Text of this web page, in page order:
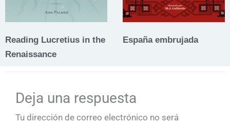
Reading Lucretius in the
Renaissance
España embrujada
Deja una respuesta
Tu dirección de correo electrónico no será